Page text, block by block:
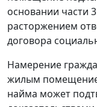
основании части
расторжением
договора
Намерение
жилым
найма может